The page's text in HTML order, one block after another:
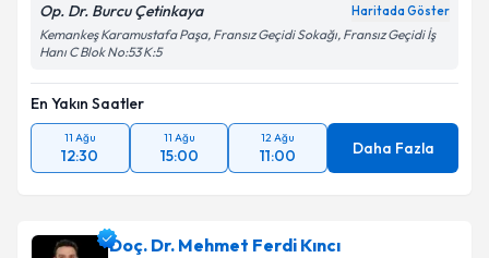
Op. Dr. Burcu Çetinkaya Haritada Göster
Kemankeş Karamustafa Paşa, Fransız Geçidi Sokağı, Fransız Geçidi İş
Hanı C Blok No:53 K:5
En Yakın Saatler
11 Ağu
12:30
11 Ağu
15:00
12 Ağu
11:00 Daha Fazla
Doç. Dr. Mehmet Ferdi Kıncı